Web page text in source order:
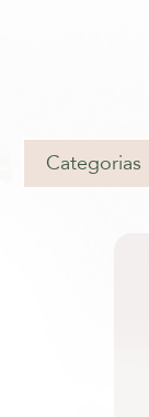
Categorias